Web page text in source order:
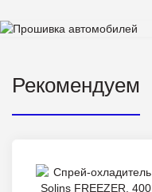
Рекомендуем